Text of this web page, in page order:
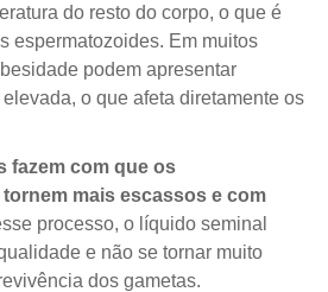
do resto do corpo, o que é
espermatozoides. Em muitos
podem apresentar
o que afeta diretamente os
fazem com que os
mais escassos e com
processo, o líquido seminal
e não se tornar muito
dos gametas.